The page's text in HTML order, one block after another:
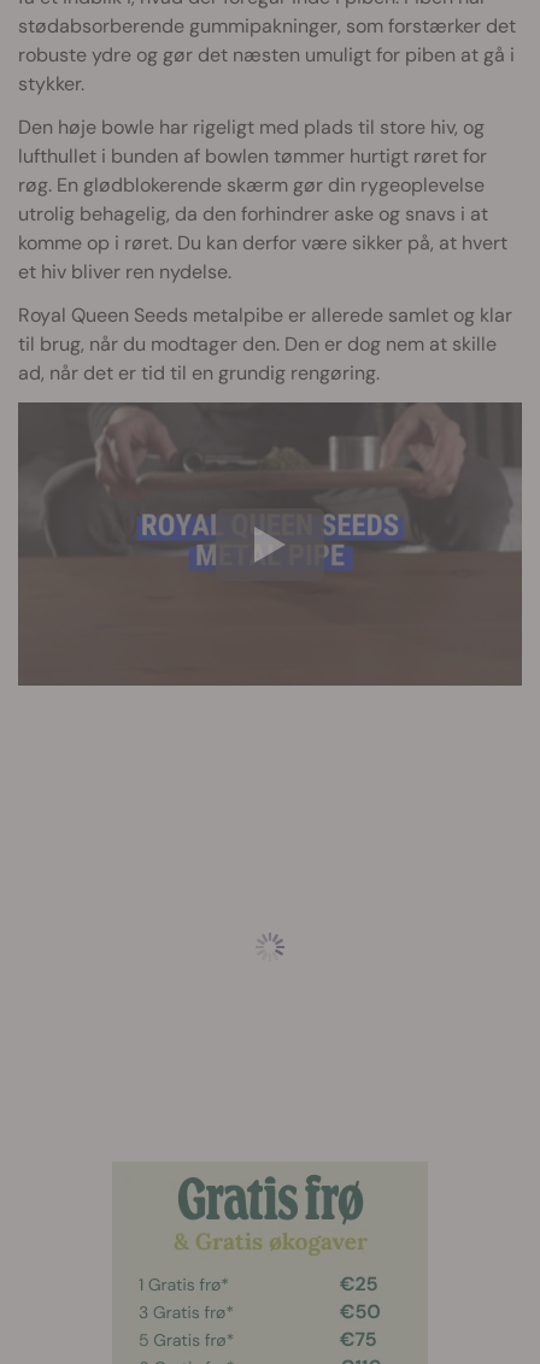
stødabsorberende gummipakninger, som forstærker det
robuste ydre og gør det næsten umuligt for piben at gå i
stykker.
Den høje bowle har rigeligt med plads til store hiv, og
lufthullet i bunden af bowlen tømmer hurtigt røret for
røg. En glødblokerende skærm gør din rygeoplevelse
utrolig behagelig, da den forhindrer aske og snavs i at
komme op i røret. Du kan derfor være sikker på, at hvert
et hiv bliver ren nydelse.
Royal Queen Seeds metalpibe er allerede samlet og klar
til brug, når du modtager den. Den er dog nem at skille
ad, når det er tid til en grundig rengøring.